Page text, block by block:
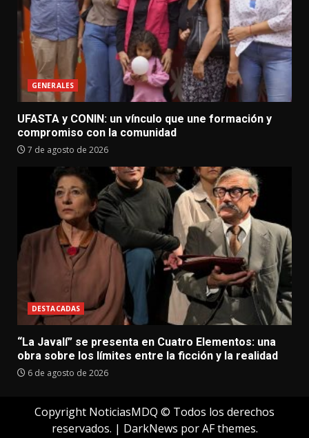
GENERALES
UFASTA y CONIN: un vínculo que une formación y
compromiso con la comunidad
7 de agosto de 2026
DESTACADAS
“La Javalí” se presenta en Cuatro Elementos: una
obra sobre los límites entre la ficción y la realidad
6 de agosto de 2026
Copyright NoticiasMDQ © Todos los derechos
reservados. | DarkNews por AF themes.